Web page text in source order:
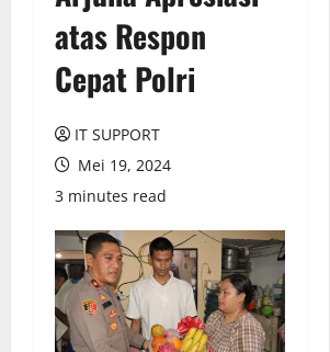
atas Respon
Cepat Polri
IT SUPPORT
Mei 19, 2024
3 minutes read